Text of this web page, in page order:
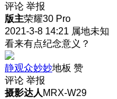
评论 举报
版主荣耀30 Pro
2021-3-8 14:21 属地未知
看来有点纪念意义？
静观众妙妙地板 赞
评论 举报
摄影达人 MRX-W29